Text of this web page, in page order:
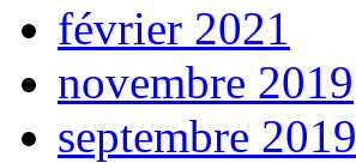
février 2021
novembre 2019
septembre 2019